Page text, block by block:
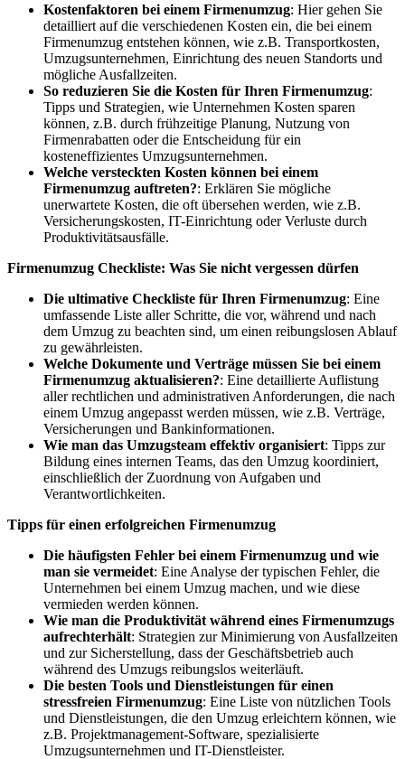
Kostenfaktoren bei einem Firmenumzug: Hier gehen Sie
detailliert auf die verschiedenen Kosten ein, die bei einem
Firmenumzug entstehen können, wie z.B. Transportkosten,
Umzugsunternehmen, Einrichtung des neuen Standorts und
mögliche Ausfallzeiten.
So reduzieren Sie die Kosten für Ihren Firmenumzug:
Tipps und Strategien, wie Unternehmen Kosten sparen
können, z.B. durch frühzeitige Planung, Nutzung von
Firmenrabatten oder die Entscheidung für ein
kosteneffizientes Umzugsunternehmen.
Welche versteckten Kosten können bei einem
Firmenumzug auftreten?: Erklären Sie mögliche
unerwartete Kosten, die oft übersehen werden, wie z.B.
Versicherungskosten, IT-Einrichtung oder Verluste durch
Produktivitätsausfälle.
Firmenumzug Checkliste: Was Sie nicht vergessen dürfen
Die ultimative Checkliste für Ihren Firmenumzug: Eine
umfassende Liste aller Schritte, die vor, während und nach
dem Umzug zu beachten sind, um einen reibungslosen Ablauf
zu gewährleisten.
Welche Dokumente und Verträge müssen Sie bei einem
Firmenumzug aktualisieren?: Eine detaillierte Auflistung
aller rechtlichen und administrativen Anforderungen, die nach
einem Umzug angepasst werden müssen, wie z.B. Verträge,
Versicherungen und Bankinformationen.
Wie man das Umzugsteam effektiv organisiert: Tipps zur
Bildung eines internen Teams, das den Umzug koordiniert,
einschließlich der Zuordnung von Aufgaben und
Verantwortlichkeiten.
Tipps für einen erfolgreichen Firmenumzug
Die häufigsten Fehler bei einem Firmenumzug und wie
man sie vermeidet: Eine Analyse der typischen Fehler, die
Unternehmen bei einem Umzug machen, und wie diese
vermieden werden können.
Wie man die Produktivität während eines Firmenumzugs
aufrechterhält: Strategien zur Minimierung von Ausfallzeiten
und zur Sicherstellung, dass der Geschäftsbetrieb auch
während des Umzugs reibungslos weiterläuft.
Die besten Tools und Dienstleistungen für einen
stressfreien Firmenumzug: Eine Liste von nützlichen Tools
und Dienstleistungen, die den Umzug erleichtern können, wie
z.B. Projektmanagement-Software, spezialisierte
Umzugsunternehmen und IT-Dienstleister.